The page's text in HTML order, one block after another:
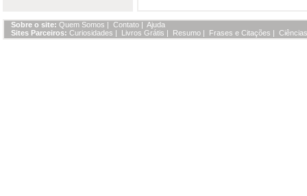
Sobre o site: Quem Somos | Contato | Ajuda
Sites Parceiros: Curiosidades | Livros Grátis | Resumo | Frases e Citações |